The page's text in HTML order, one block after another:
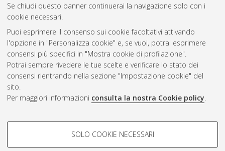
Se chiudi questo banner continuerai la navigazione solo con i
cookie necessari.
Puoi esprimere il consenso sui cookie facoltativi attivando
l'opzione in "Personalizza cookie" e, se vuoi, potrai esprimere
consensi più specifici in "Mostra cookie di profilazione".
Potrai sempre rivedere le tue scelte e verificare lo stato dei
consensi rientrando nella sezione "Impostazione cookie" del
sito.
Per maggiori informazioni consulta la nostra Cookie policy.
COOKIE DI PROFILAZIONE -
SOLO COOKIE NECESSARI
Atom
Rss 1.0
Rss 2.0
ISSN: 2038-7946
Impostazioni Cookie
Informativa sulla privacy
Condizioni d’uso del sito